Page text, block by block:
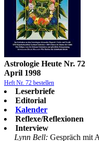
Astrologie Heute Nr. 72
April 1998
Heft Nr. 72 bestellen
Leserbriefe
Editorial
Kalender
Reflexe/Reflexionen
Interview
Lynn Bell: Gespräch mit